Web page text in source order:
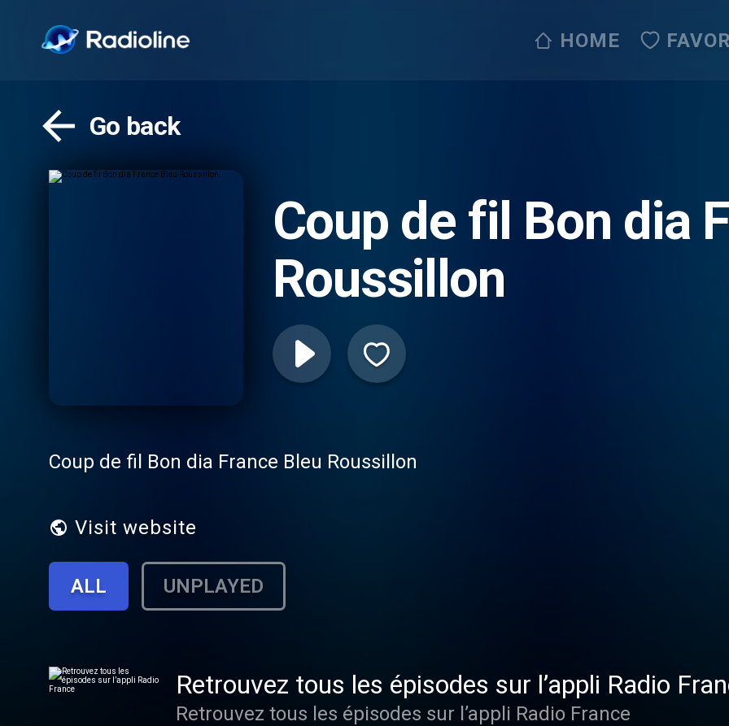
HOME
Go back
Coup de fil Bon dia
Roussillon
Coup de fil Bon dia France Bleu Roussillon
Visit website
ALL UNPLAYED
Retrouvez tous les épisodes sur l’appli Radio
Retrouvez tous les épisodes sur l’appli Radio France